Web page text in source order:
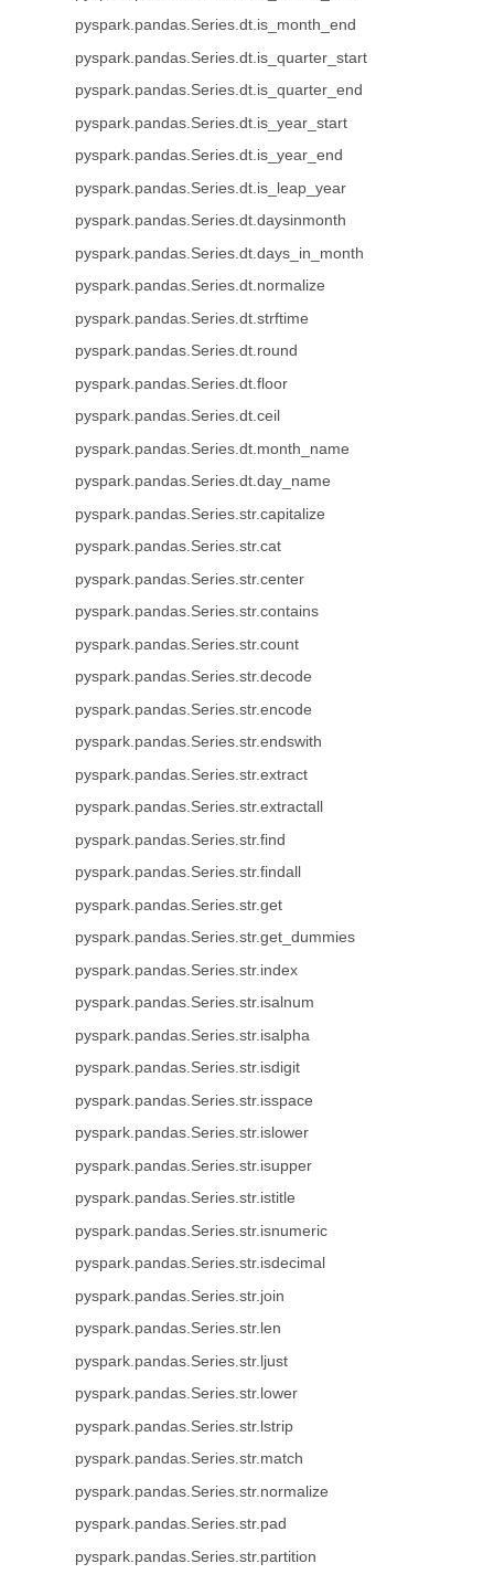
pyspark.pandas.Series.dt.is_month_end
pyspark.pandas.Series.dt.is_quarter_start
pyspark.pandas.Series.dt.is_quarter_end
pyspark.pandas.Series.dt.is_year_start
pyspark.pandas.Series.dt.is_year_end
pyspark.pandas.Series.dt.is_leap_year
pyspark.pandas.Series.dt.daysinmonth
pyspark.pandas.Series.dt.days_in_month
pyspark.pandas.Series.dt.normalize
pyspark.pandas.Series.dt.strftime
pyspark.pandas.Series.dt.round
pyspark.pandas.Series.dt.floor
pyspark.pandas.Series.dt.ceil
pyspark.pandas.Series.dt.month_name
pyspark.pandas.Series.dt.day_name
pyspark.pandas.Series.str.capitalize
pyspark.pandas.Series.str.cat
pyspark.pandas.Series.str.center
pyspark.pandas.Series.str.contains
pyspark.pandas.Series.str.count
pyspark.pandas.Series.str.decode
pyspark.pandas.Series.str.encode
pyspark.pandas.Series.str.endswith
pyspark.pandas.Series.str.extract
pyspark.pandas.Series.str.extractall
pyspark.pandas.Series.str.find
pyspark.pandas.Series.str.findall
pyspark.pandas.Series.str.get
pyspark.pandas.Series.str.get_dummies
pyspark.pandas.Series.str.index
pyspark.pandas.Series.str.isalnum
pyspark.pandas.Series.str.isalpha
pyspark.pandas.Series.str.isdigit
pyspark.pandas.Series.str.isspace
pyspark.pandas.Series.str.islower
pyspark.pandas.Series.str.isupper
pyspark.pandas.Series.str.istitle
pyspark.pandas.Series.str.isnumeric
pyspark.pandas.Series.str.isdecimal
pyspark.pandas.Series.str.join
pyspark.pandas.Series.str.len
pyspark.pandas.Series.str.ljust
pyspark.pandas.Series.str.lower
pyspark.pandas.Series.str.lstrip
pyspark.pandas.Series.str.match
pyspark.pandas.Series.str.normalize
pyspark.pandas.Series.str.pad
pyspark.pandas.Series.str.partition